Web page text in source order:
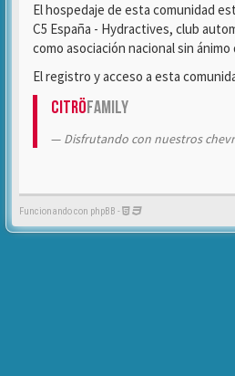
El hospedaje de esta comunidad
C5 España - Hydractives, club
como asociación nacional sin ánimo
El registro y acceso a esta
CitröFamily
Disfrutando con nuestros
Funcionando con phpBB -